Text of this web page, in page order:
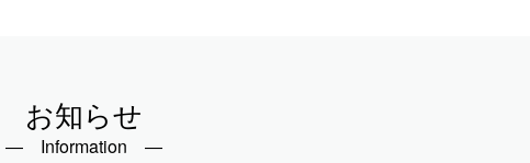
お知らせ
― Information ―